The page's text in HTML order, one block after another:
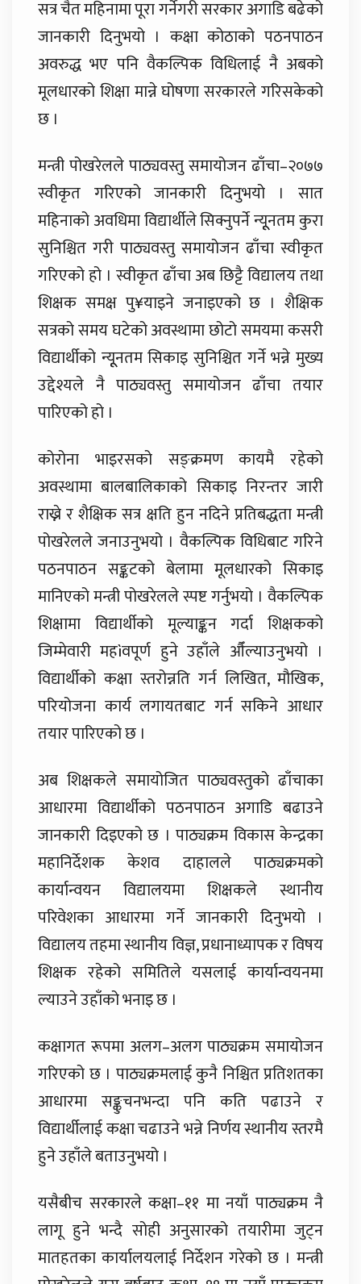
सत्र चैत महिनामा पूरा गर्नेगरी सरकार अगाडि बढेको
जानकारी दिनुभयो । कक्षा कोठाको पठनपाठन
अवरुद्ध भए पनि वैकल्पिक विधिलाई नै अबको
मूलधारको शिक्षा मान्ने घोषणा सरकारले गरिसकेको
छ ।
मन्त्री पोखरेलले पाठ्यवस्तु समायोजन ढाँचा–२०७७
स्वीकृत गरिएको जानकारी दिनुभयो । सात
महिनाको अवधिमा विद्यार्थीले सिक्नुपर्ने न्यूूनतम कुरा
सुनिश्चित गरी पाठ्यवस्तु समायोजन ढाँचा स्वीकृत
गरिएको हो । स्वीकृत ढाँचा अब छिट्टै विद्यालय तथा
शिक्षक समक्ष पु¥याइने जनाइएको छ । शैक्षिक
सत्रको समय घटेको अवस्थामा छोटो समयमा कसरी
विद्यार्थीको न्यूूनतम सिकाइ सुनिश्चित गर्ने भन्ने मुख्य
उद्देश्यले नै पाठ्यवस्तु समायोजन ढाँचा तयार
पारिएको हो ।
कोरोना भाइरसको सङ्क्रमण कायमै रहेको
अवस्थामा बालबालिकाको सिकाइ निरन्तर जारी
राख्ने र शैक्षिक सत्र क्षति हुन नदिने प्रतिबद्धता मन्त्री
पोखरेलले जनाउनुभयो । वैकल्पिक विधिबाट गरिने
पठनपाठन सङ्कटको बेलामा मूलधारको सिकाइ
मानिएको मन्त्री पोखरेलले स्पष्ट गर्नुभयो । वैकल्पिक
शिक्षामा विद्यार्थीको मूल्याङ्कन गर्दा शिक्षकको
जिम्मेवारी महìवपूर्ण हुने उहाँले औँल्याउनुभयो ।
विद्यार्थीको कक्षा स्तरोन्नति गर्न लिखित, मौखिक,
परियोजना कार्य लगायतबाट गर्न सकिने आधार
तयार पारिएको छ ।
अब शिक्षकले समायोजित पाठ्यवस्तुको ढाँचाका
आधारमा विद्यार्थीको पठनपाठन अगाडि बढाउने
जानकारी दिइएको छ । पाठ्यक्रम विकास केन्द्रका
महानिर्देशक केशव दाहालले पाठ्यक्रमको
कार्यान्वयन विद्यालयमा शिक्षकले स्थानीय
परिवेशका आधारमा गर्ने जानकारी दिनुभयो ।
विद्यालय तहमा स्थानीय विज्ञ, प्रधानाध्यापक र विषय
शिक्षक रहेको समितिले यसलाई कार्यान्वयनमा
ल्याउने उहाँको भनाइ छ ।
कक्षागत रूपमा अलग–अलग पाठ्यक्रम समायोजन
गरिएको छ । पाठ्यक्रमलाई कुनै निश्चित प्रतिशतका
आधारमा सङ्कुचनभन्दा पनि कति पढाउने र
विद्यार्थीलाई कक्षा चढाउने भन्ने निर्णय स्थानीय स्तरमै
हुने उहाँले बताउनुभयो ।
यसैबीच सरकारले कक्षा–११ मा नयाँ पाठ्यक्रम नै
लागू हुने भन्दै सोही अनुसारको तयारीमा जुट्न
मातहतका कार्यालयलाई निर्देशन गरेको छ । मन्त्री